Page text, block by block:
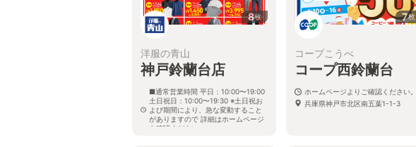
8枚
洋服の青山
神戸鈴蘭台店
■通常営業時間 平日：10:00〜19:00
土日祝日：10:00〜19:30 ※土日祝お
よび期間により、急な変動すること
がありますので 詳細はホームページ
を確認ください
7枚
コープこうべ
コープ西鈴蘭台
ホームページよりご確認ください。
兵庫県神戸市北区南五葉1-1-3